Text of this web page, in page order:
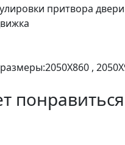
притвора двери
,
понравиться